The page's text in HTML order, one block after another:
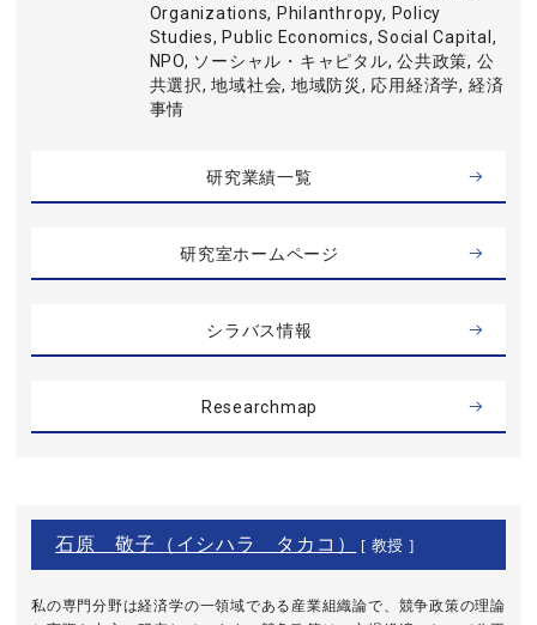
Organizations, Philanthropy, Policy
Studies, Public Economics, Social Capital,
NPO, ソーシャル・キャピタル, 公共政策, 公
共選択, 地域社会, 地域防災, 応用経済学, 経済
事情
研究業績一覧
研究室ホームページ
シラバス情報
Researchmap
石原 敬子（イシハラ タカコ） [ 教授 ]
私の専門分野は経済学の一領域である産業組織論で、競争政策の理論